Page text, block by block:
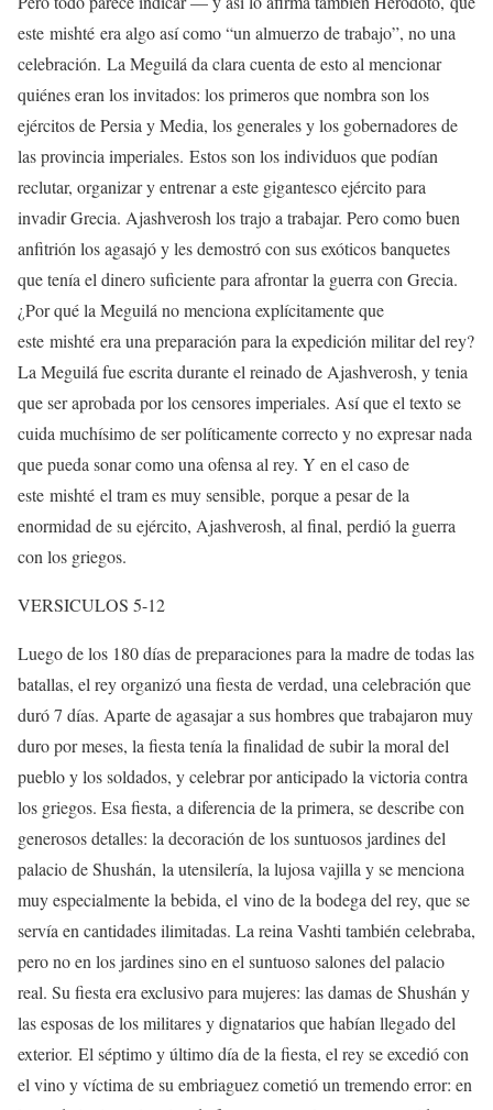
este mishté era algo así como “un almuerzo de trabajo”, no una
celebración. La Meguilá da clara cuenta de esto al mencionar
quiénes eran los invitados: los primeros que nombra son los
ejércitos de Persia y Media, los generales y los gobernadores de
las provincia imperiales. Estos son los individuos que podían
reclutar, organizar y entrenar a este gigantesco ejército para
invadir Grecia. Ajashverosh los trajo a trabajar. Pero como buen
anfitrión los agasajó y les demostró con sus exóticos banquetes
que tenía el dinero suficiente para afrontar la guerra con Grecia.
¿Por qué la Meguilá no menciona explícitamente que
este mishté era una preparación para la expedición militar del rey?
La Meguilá fue escrita durante el reinado de Ajashverosh, y tenia
que ser aprobada por los censores imperiales. Así que el texto se
cuida muchísimo de ser políticamente correcto y no expresar nada
que pueda sonar como una ofensa al rey. Y en el caso de
este mishté el tram es muy sensible, porque a pesar de la
enormidad de su ejército, Ajashverosh, al final, perdió la guerra
con los griegos.
VERSICULOS 5-12
Luego de los 180 días de preparaciones para la madre de todas las
batallas, el rey organizó una fiesta de verdad, una celebración que
duró 7 días. Aparte de agasajar a sus hombres que trabajaron muy
duro por meses, la fiesta tenía la finalidad de subir la moral del
pueblo y los soldados, y celebrar por anticipado la victoria contra
los griegos. Esa fiesta, a diferencia de la primera, se describe con
generosos detalles: la decoración de los suntuosos jardines del
palacio de Shushán, la utensilería, la lujosa vajilla y se menciona
muy especialmente la bebida, el vino de la bodega del rey, que se
servía en cantidades ilimitadas. La reina Vashti también celebraba,
pero no en los jardines sino en el suntuoso salones del palacio
real. Su fiesta era exclusivo para mujeres: las damas de Shushán y
las esposas de los militares y dignatarios que habían llegado del
exterior. El séptimo y último día de la fiesta, el rey se excedió con
el vino y víctima de su embriaguez cometió un tremendo error: en